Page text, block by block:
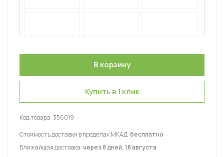
Купить в 1 клик
Код товара:356019
Стоимость доставки в пределах МКАД:бесплатно
Ближайшая доставка:через 8 дней, 18 августа